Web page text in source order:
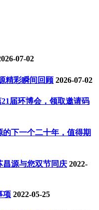
07-02
精彩瞬间回顾 2026-07-02
届环博会，领取邀请码
下一个二十年，值得期
昌源与您双节同庆 2022-
项 2022-05-25